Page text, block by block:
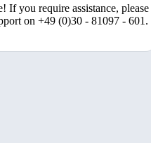
If you require assistance, please
on +49 (0)30 - 81097 - 601.